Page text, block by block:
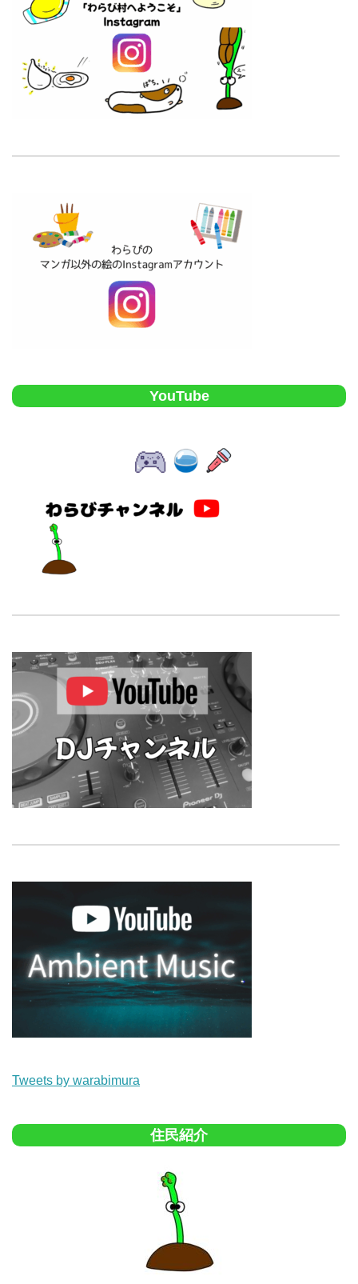
YouTube
Tweets by warabimura
住民紹介